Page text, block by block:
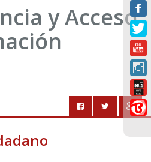
y Acceso